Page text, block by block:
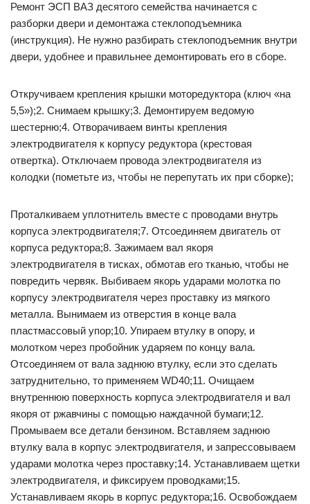
Ремонт ЭСП ВАЗ десятого семейства начинается с
разборки двери и демонтажа стеклоподъемника
(инструкция). Не нужно разбирать стеклоподъемник внутри
двери, удобнее и правильнее демонтировать его в сборе.
Откручиваем крепления крышки моторедуктора (ключ «на
5,5»);2. Снимаем крышку;3. Демонтируем ведомую
шестерню;4. Отворачиваем винты крепления
электродвигателя к корпусу редуктора (крестовая
отвертка). Отключаем провода электродвигателя из
колодки (пометьте из, чтобы не перепутать их при сборке);
Проталкиваем уплотнитель вместе с проводами внутрь
корпуса электродвигателя;7. Отсоединяем двигатель от
корпуса редуктора;8. Зажимаем вал якоря
электродвигателя в тисках, обмотав его тканью, чтобы не
повредить червяк. Выбиваем якорь ударами молотка по
корпусу электродвигателя через проставку из мягкого
металла. Вынимаем из отверстия в конце вала
пластмассовый упор;10. Упираем втулку в опору, и
молотком через пробойник ударяем по концу вала.
Отсоединяем от вала заднюю втулку, если это сделать
затруднительно, то применяем WD40;11. Очищаем
внутреннюю поверхность корпуса электродвигателя и вал
якоря от ржавчины с помощью наждачной бумаги;12.
Промываем все детали бензином. Вставляем заднюю
втулку вала в корпус электродвигателя, и запрессовываем
ударами молотка через проставку;14. Устанавливаем щетки
электродвигателя, и фиксируем проводками;15.
Устанавливаем якорь в корпус редуктора;16. Освобождаем